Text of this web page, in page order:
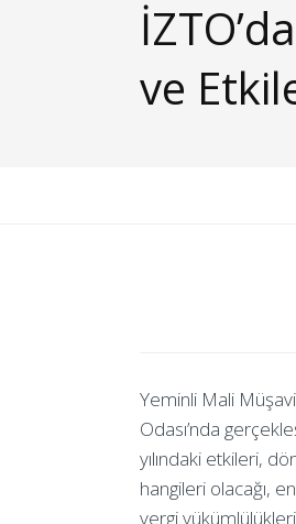
ve
Yeminli Mali
Odası’nda
yılındaki etkileri,
hangileri olacağı,
vergi